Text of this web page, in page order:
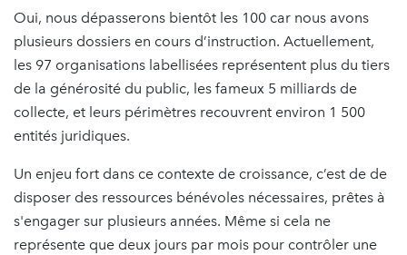
Oui, nous dépasserons bientôt les 100 car nous avons
plusieurs dossiers en cours d’instruction. Actuellement,
les 97 organisations labellisées représentent plus du tiers
de la générosité du public, les fameux 5 milliards de
collecte, et leurs périmètres recouvrent environ 1 500
entités juridiques.
Un enjeu fort dans ce contexte de croissance, c’est de de
disposer des ressources bénévoles nécessaires, prêtes à
s'engager sur plusieurs années. Même si cela ne
représente que deux jours par mois pour contrôler une